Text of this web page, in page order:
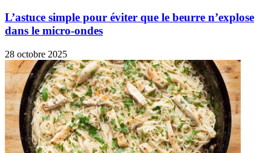
L’astuce simple pour éviter que le beurre n’explose
dans le micro-ondes
28 octobre 2025